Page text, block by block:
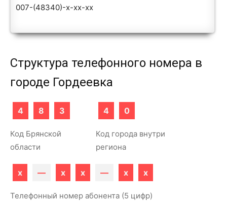
007-(48340)-x-xx-xx
Структура телефонного номера в
городе Гордеевка
4 8 3
Код Брянской
области
4 0
Код города внутри
региона
x — x x — x x
Телефонный номер абонента (5 цифр)